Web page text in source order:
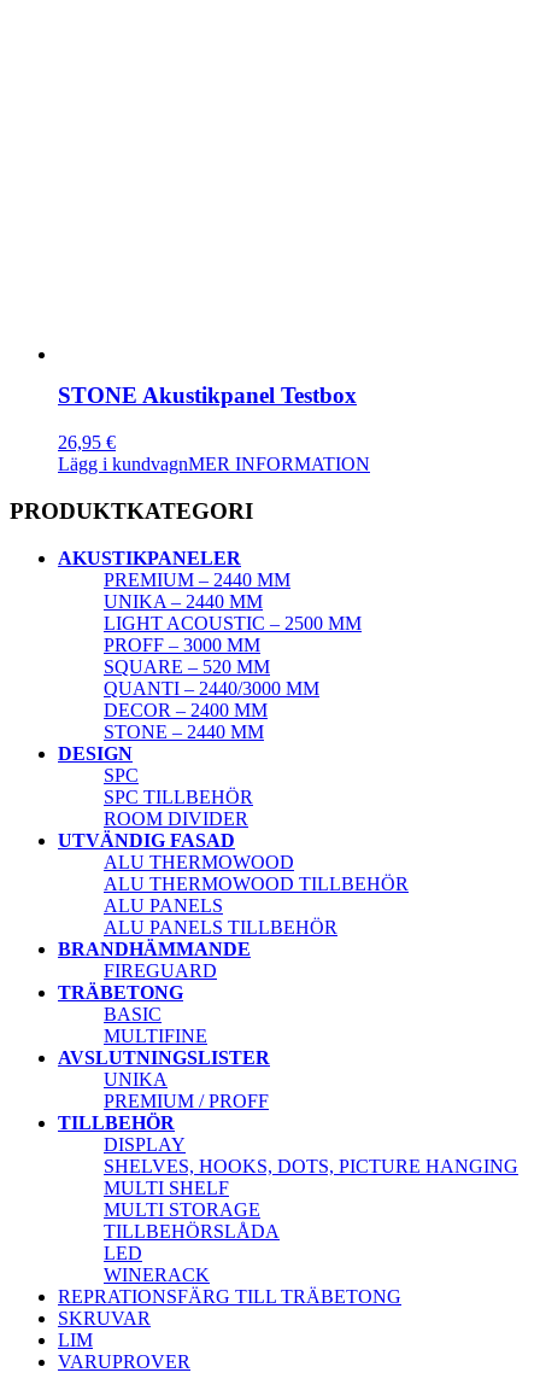
STONE Akustikpanel Testbox
26,95 €
Lägg i kundvagnMER INFORMATION
PRODUKTKATEGORI
AKUSTIKPANELER
PREMIUM – 2440 MM
UNIKA – 2440 MM
LIGHT ACOUSTIC – 2500 MM
PROFF – 3000 MM
SQUARE – 520 MM
QUANTI – 2440/3000 MM
DECOR – 2400 MM
STONE – 2440 MM
DESIGN
SPC
SPC TILLBEHÖR
ROOM DIVIDER
UTVÄNDIG FASAD
ALU THERMOWOOD
ALU THERMOWOOD TILLBEHÖR
ALU PANELS
ALU PANELS TILLBEHÖR
BRANDHÄMMANDE
FIREGUARD
TRÄBETONG
BASIC
MULTIFINE
AVSLUTNINGSLISTER
UNIKA
PREMIUM / PROFF
TILLBEHÖR
DISPLAY
SHELVES, HOOKS, DOTS, PICTURE HANGING
MULTI SHELF
MULTI STORAGE
TILLBEHÖRSLÅDA
LED
WINERACK
REPRATIONSFÄRG TILL TRÄBETONG
SKRUVAR
LIM
VARUPROVER